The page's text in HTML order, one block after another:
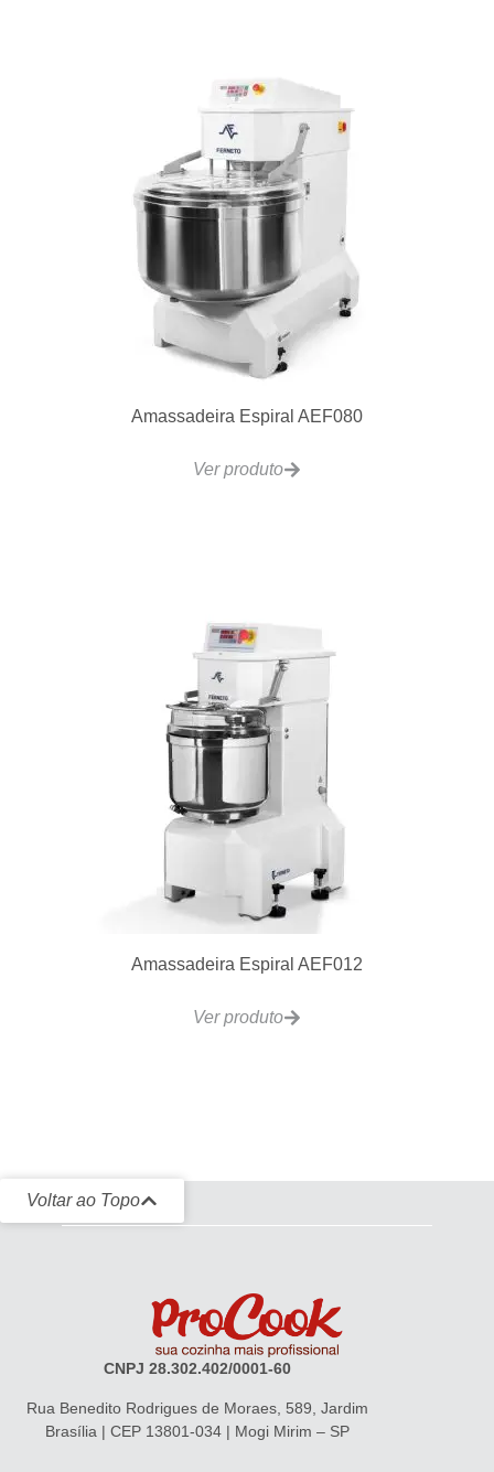
Amassadeira Espiral AEF080
Ver produto
Amassadeira Espiral AEF012
Ver produto
Voltar ao Topo
CNPJ 28.302.402/0001-60
Rua Benedito Rodrigues de Moraes, 589, Jardim
Brasília | CEP 13801-034 | Mogi Mirim – SP